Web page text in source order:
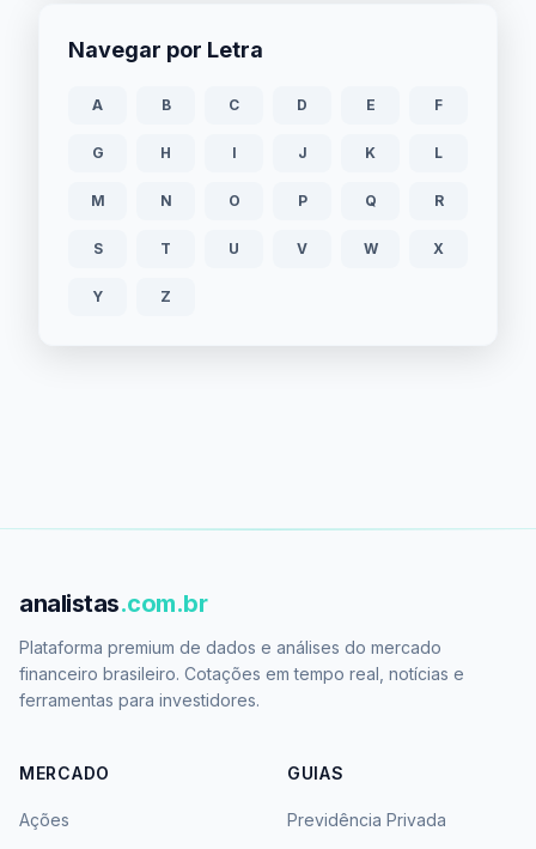
Navegar por Letra
A B C D E F
G H I J K L
M N O P Q R
S T U V W X
Y Z
analistas.com.br
Plataforma premium de dados e análises do mercado
financeiro brasileiro. Cotações em tempo real, notícias e
ferramentas para investidores.
MERCADO
Ações
GUIAS
Previdência Privada